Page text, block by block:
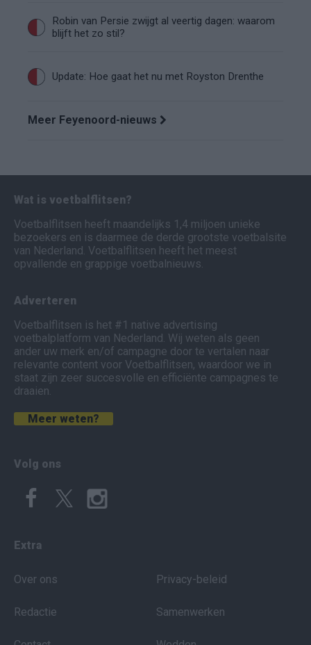
Robin van Persie zwijgt al veertig dagen: waarom
blijft het zo stil?
Update: Hoe gaat het nu met Royston Drenthe
Meer Feyenoord-nieuws
Wat is voetbalflitsen?
Voetbalflitsen heeft maandelijks 1,4 miljoen unieke
bezoekers en is daarmee de derde grootste voetbalsite
van Nederland. Voetbalflitsen heeft het meest
opvallende en grappige voetbalnieuws.
Adverteren
Voetbalflitsen is het #1 native advertising
voetbalplatform van Nederland. Wij weten als geen
ander uw merk en/of campagne door te vertalen naar
relevante content voor Voetbalflitsen, waardoor we in
staat zijn zeer succesvolle en efficiënte campagnes te
draaien.
Meer weten?
Volg ons
Extra
Over ons
Redactie
Privacy-beleid
Samenwerken